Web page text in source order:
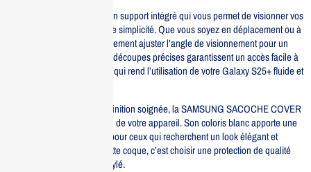
Cette coque est équipée d’un support intégré qui vous permet de visionner vos
vidéos et vos photos en toute simplicité. Que vous soyez en déplacement ou à
la maison, vous pouvez facilement ajuster l’angle de visionnement pour un
confort optimal. De plus, les découpes précises garantissent un accès facile à
tous les boutons et ports, ce qui rend l’utilisation de votre Galaxy S25+ fluide et
Avec un poids léger et une finition soignée, la SAMSUNG SACOCHE COVER
ne compromet pas le design de votre appareil. Son coloris blanc apporte une
touche de modernité, idéal pour ceux qui recherchent un look élégant et
fonctionnel. Investir dans cette coque, c’est choisir une protection de qualité
supérieure tout en restant stylé.